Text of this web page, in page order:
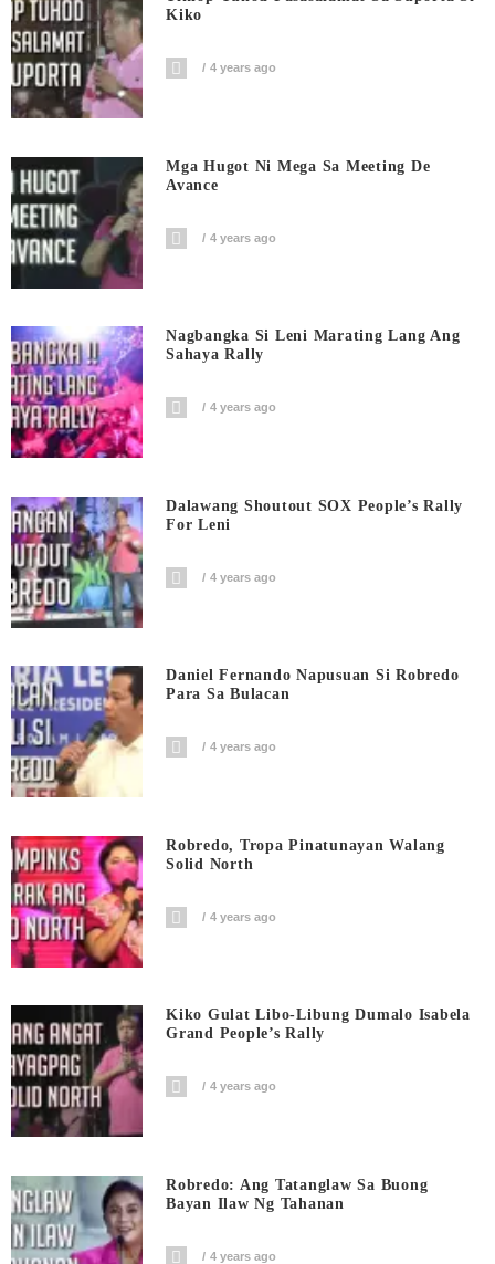
Kiko
4 years ago
Mga Hugot Ni Mega Sa Meeting De
Avance
4 years ago
Nagbangka Si Leni Marating Lang Ang
Sahaya Rally
4 years ago
Dalawang Shoutout SOX People’s Rally
For Leni
4 years ago
Daniel Fernando Napusuan Si Robredo
Para Sa Bulacan
4 years ago
Robredo, Tropa Pinatunayan Walang
Solid North
4 years ago
Kiko Gulat Libo-Libung Dumalo Isabela
Grand People’s Rally
4 years ago
Robredo: Ang Tatanglaw Sa Buong
Bayan Ilaw Ng Tahanan
4 years ago